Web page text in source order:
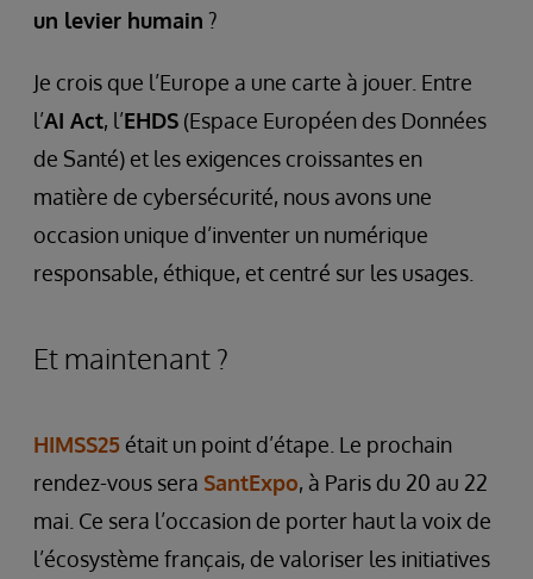
un levier humain ?
Je crois que l’Europe a une carte à jouer. Entre
l’AI Act, l’EHDS (Espace Européen des Données
de Santé) et les exigences croissantes en
matière de cybersécurité, nous avons une
occasion unique d’inventer un numérique
responsable, éthique, et centré sur les usages.
Et maintenant ?
HIMSS25 était un point d’étape. Le prochain
rendez-vous sera SantExpo, à Paris du 20 au 22
mai. Ce sera l’occasion de porter haut la voix de
l’écosystème français, de valoriser les initiatives